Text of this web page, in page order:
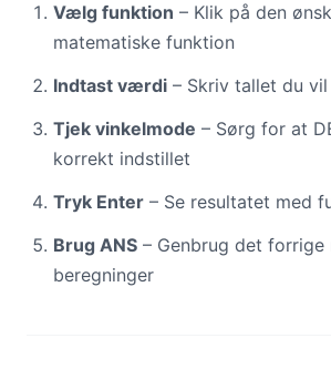
Vælg funktion – Klik på den
matematiske funktion
Indtast værdi – Skriv tallet du
Tjek vinkelmode – Sørg for at
korrekt indstillet
Tryk Enter – Se resultatet med
Brug ANS – Genbrug det forrige
beregninger